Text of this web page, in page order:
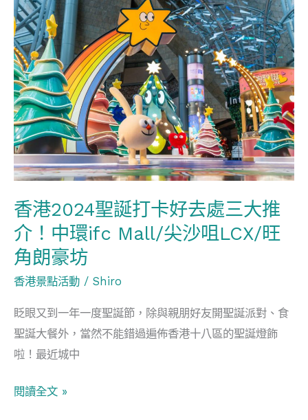
嘢
祭/The
Place「山
海
之
饌」
自
助
晚
香港2024聖誕打卡好去處三大推
介！中環ifc Mall/尖沙咀LCX/旺
角朗豪坊
香港景點活動 / Shiro
眨眼又到一年一度聖誕節，除與親朋好友開聖誕派對、食
聖誕大餐外，當然不能錯過遍佈香港十八區的聖誕燈飾
啦！最近城中
香
港
2024
聖
誕
打
卡
好
去
三
大
推
環
ifc
Mall/
沙
閱讀全文 »